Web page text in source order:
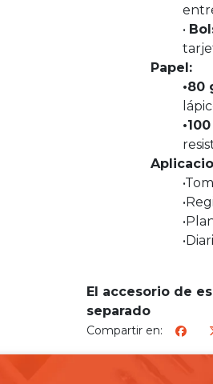
•
Papel:
•80
El accesorio de
separado
Compartir en: